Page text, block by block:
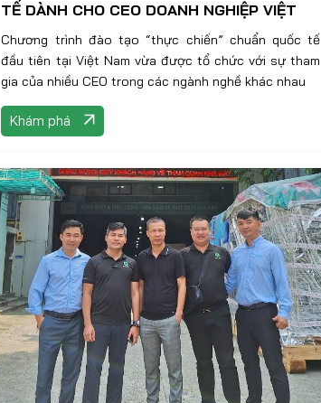
TẾ DÀNH CHO CEO DOANH NGHIỆP VIỆT
Chương trình đào tạo “thực chiến” chuẩn quốc tế
đầu tiên tại Việt Nam vừa được tổ chức với sự tham
gia của nhiều CEO trong các ngành nghề khác nhau
Khám phá